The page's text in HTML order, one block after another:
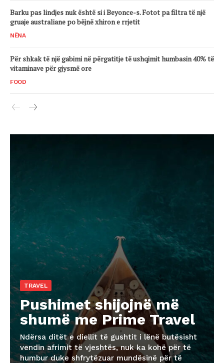
Barku pas lindjes nuk është si i Beyonce-s. Fotot pa filtra të një
gruaje australiane po bëjnë xhiron e rrjetit
NËNA
Për shkak të një gabimi në përgatitje të ushqimit humbasin 40% të
vitaminave për gjysmë ore
FOOD
TRAVEL
Pushimet shijojnë më
shumë me Prime Travel
Ndërsa ditët e diellit të gushtit i lënë butësisht
vendin afrimit të vjeshtës, nuk ka kohë për të
humbur duke shfrytëzuar mundësinë për të